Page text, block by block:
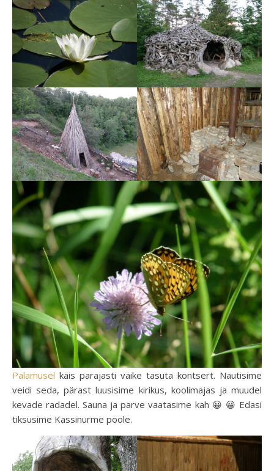
Palamusel käis parajasti väike tasuta kontsert. Nautisime
veidi seda, pärast luusisime kirikus, koolimajas ja muudel
kevade radadel. Sauna ja parve vaatasime kah 😀 😀 Edasi
tiksusime Kassinurme poole.